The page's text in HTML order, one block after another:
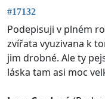
#17132
Podepisuji v plném
zvířata vyuzivana k
jim drobné. Ale ty
láska tam asi moc